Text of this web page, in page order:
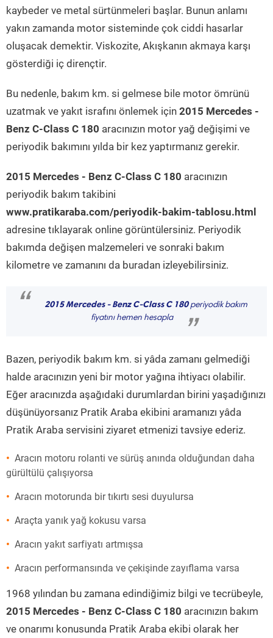
kaybeder ve metal sürtünmeleri başlar. Bunun anlamı
yakın zamanda motor sisteminde çok ciddi hasarlar
oluşacak demektir. Viskozite, Akışkanın akmaya karşı
gösterdiği iç dirençtir.
Bu nedenle, bakım km. si gelmese bile motor ömrünü
uzatmak ve yakıt israfını önlemek için 2015 Mercedes -
Benz C-Class C 180 aracınızın motor yağ değişimi ve
periyodik bakımını yılda bir kez yaptırmanız gerekir.
2015 Mercedes - Benz C-Class C 180 aracınızın
periyodik bakım takibini
www.pratikaraba.com/periyodik-bakim-tablosu.html
adresine tıklayarak online görüntülersiniz. Periyodik
bakımda değişen malzemeleri ve sonraki bakım
kilometre ve zamanını da buradan izleyebilirsiniz.
“ 2015 Mercedes - Benz C-Class C 180periyodik bakım
fiyatını hemen hesapla
”
Bazen, periyodik bakım km. si yâda zamanı gelmediği
halde aracınızın yeni bir motor yağına ihtiyacı olabilir.
Eğer aracınızda aşağıdaki durumlardan birini yaşadığınızı
düşünüyorsanız Pratik Araba ekibini aramanızı yâda
Pratik Araba servisini ziyaret etmenizi tavsiye ederiz.
Aracın motoru rolanti ve sürüş anında olduğundan daha
gürültülü çalışıyorsa
Aracın motorunda bir tıkırtı sesi duyulursa
Araçta yanık yağ kokusu varsa
Aracın yakıt sarfiyatı artmışsa
Aracın performansında ve çekişinde zayıflama varsa
1968 yılından bu zamana edindiğimiz bilgi ve tecrübeyle,
2015 Mercedes - Benz C-Class C 180 aracınızın bakım
ve onarımı konusunda Pratik Araba ekibi olarak her